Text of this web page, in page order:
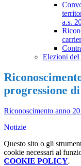
a.s.
Elezioni
progressione
Riconoscimento anno
Notizie
Questo sito o gli
cookie necessari al
COOKIE POLICY.